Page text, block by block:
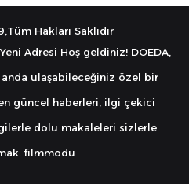
Hakları Saklıdır
Adresi Hoş geldiniz! DOEDA,
anda ulaşabileceğiniz özel bir
güncel haberleri, ilgi çekici
dolu makaleleri sizlerle
filmmodu